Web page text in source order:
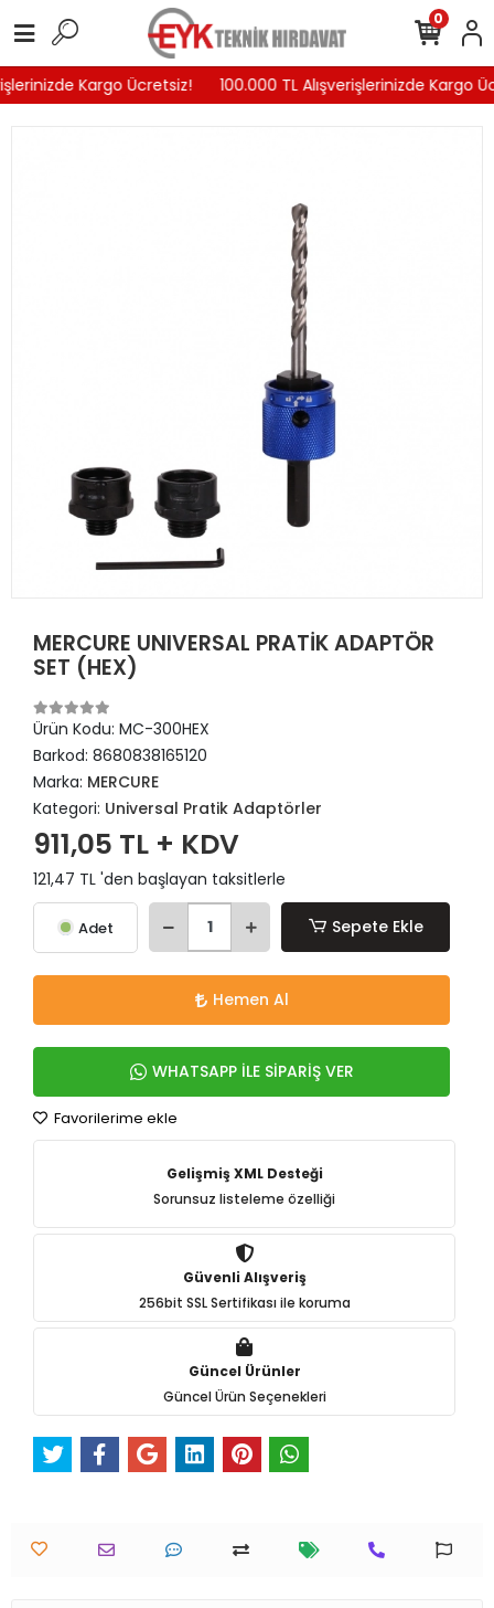
Kargo Ücretsiz! 100.000 TL Alışverişlerinizde Kargo
0
MERCURE UNIVERSAL PRATİK ADAPTÖR
SET (HEX)
Ürün Kodu: MC-300HEX
Barkod: 8680838165120
Marka: MERCURE
Kategori: Universal Pratik Adaptörler
911,05 TL + KDV
121,47 TL 'den başlayan taksitlerle
Adet Sepete Ekle
Hemen Al
WHATSAPP İLE SİPARİŞ VER
Favorilerime ekle
Gelişmiş XML Desteği
Sorunsuz listeleme özelliği
Güvenli Alışveriş
256bit SSL Sertifikası ile koruma
Güncel Ürünler
Güncel Ürün Seçenekleri